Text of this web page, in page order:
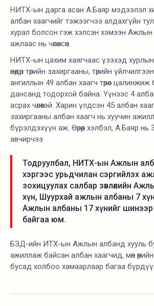
НИТХ-ын дарга асан А.Баяр мэдээлэл
албан хаагчийг тэжээгчээ алдахгүйн
хурал болсон гэж хэлсэн хэмээн
ажлаас нь чөлөөлсөн.
НИТХ-ын цахим хаягчаас үзэхэд
өнөөдөр төрийн захиргааны, төрийн
ангиллын 49 албан хаагч төрөөс
дансанд тодорхой байна. Үүнээс 4
асрах чөлөөтэй. Харин үлдсэн 45 албан
захиргааны албан хаагч нь хуучин
бүрэлдэхүүн аж. Өөрөөр хэлбэл, А.Баяр нь
авчирчээ.
Тодруулбал, НИТХ-ын Ажлын
хэргээс урьдчилан сэргийлэх
зохицуулах салбар зөвлөлийн
хүн, Шуурхай ажлын албаны 7
Ажлын албаны 17 хүнийг
байгаа юм.
БЗД-ийн ИТХ-ын Ажлын албанд хууль
ажиллаж байсан албан хаагчид, мөн
бусад холбоо хамаарлаар багаа